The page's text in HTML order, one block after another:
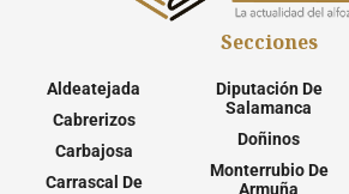
Secciones
Aldeatejada
Cabrerizos
Carbajosa
Carrascal De
Diputación De
Salamanca
Doñinos
Monterrubio De
Armuña